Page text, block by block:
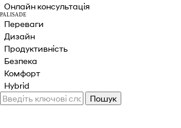
Онлайн консультація
PALISADE
Переваги
Дизайн
Продуктивність
Безпека
Комфорт
Hybrid